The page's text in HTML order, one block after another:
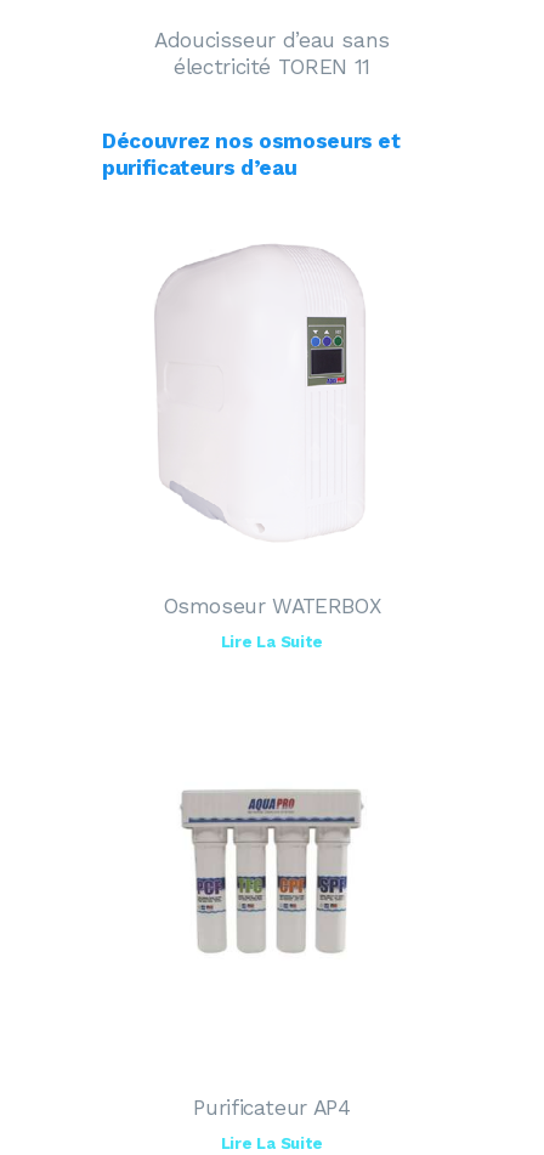
Adoucisseur d’eau sans
électricité TOREN 11
Découvrez nos osmoseurs et
purificateurs d’eau
Osmoseur WATERBOX
Lire La Suite
Purificateur AP4
Lire La Suite